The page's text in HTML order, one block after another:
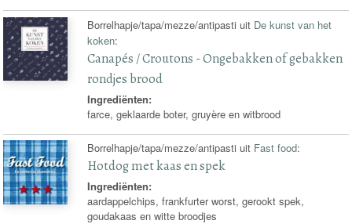
Borrelhapje/tapa/mezze/antipasti uit De kunst van het
koken:
Canapés / Croutons - Ongebakken of gebakken
rondjes brood
Ingrediënten:
farce, geklaarde boter, gruyère en witbrood
Borrelhapje/tapa/mezze/antipasti uit Fast food:
Hotdog met kaas en spek
Ingrediënten:
aardappelchips, frankfurter worst, gerookt spek,
goudakaas en witte broodjes